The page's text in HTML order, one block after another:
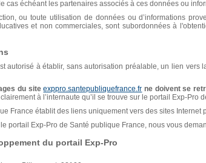
cas échéant les partenaires associés à ces données ou
ou toute utilisation de données ou d’informations
et non commerciales, sont subordonnées à
autorisé à établir, sans autorisation préalable, un lien
du siteexppro.santepubliquefrance.fr ne doivent se
à l’internaute qu’il se trouve sur le portail Exp-Pro
France établit des liens uniquement vers des sites
portail Exp-Pro de Santé publique France, nous vous
du portail Exp-Pro